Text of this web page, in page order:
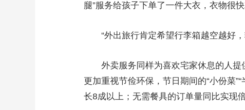
腿”服务给孩子下单了一件大衣，衣物很快
“外出旅行肯定希望行李箱越空越好，
外卖服务同样为喜欢宅家休息的人提
更加重视节俭环保，节日期间的“小份菜
长8成以上；无需餐具的订单量同比实现倍